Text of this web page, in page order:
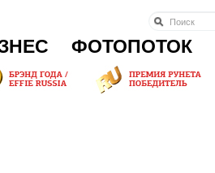
ФОТОПОТОК